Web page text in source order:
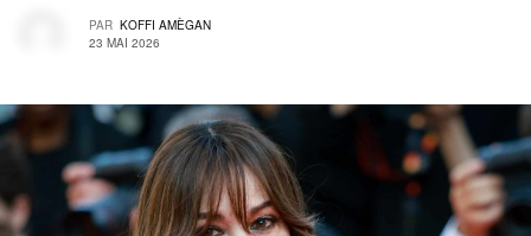
PAR KOFFI AMÈGAN
23 MAI 2026